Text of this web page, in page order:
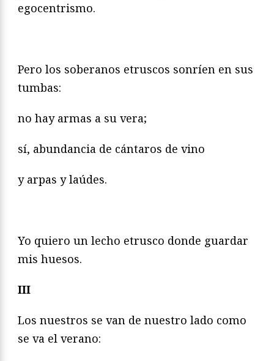
egocentrismo.
Pero los soberanos etruscos sonríen en sus
tumbas:
no hay armas a su vera;
sí, abundancia de cántaros de vino
y arpas y laúdes.
Yo quiero un lecho etrusco donde guardar
mis huesos.
III
Los nuestros se van de nuestro lado como
se va el verano: